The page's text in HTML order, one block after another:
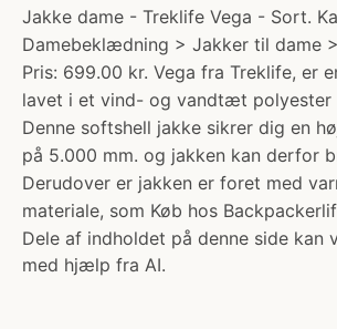
Jakke dame - Treklife Vega - Sort.
Damebeklædning > Jakker til dame
Pris: 699.00 kr. Vega fra Treklife, er
lavet i et vind- og vandtæt polyester
Denne softshell jakke sikrer dig en
på 5.000 mm. og jakken kan derfor
Derudover er jakken er foret med
materiale, som Køb hos
Dele af indholdet på denne side kan
med hjælp fra AI.